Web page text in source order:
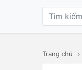
Trang chủ